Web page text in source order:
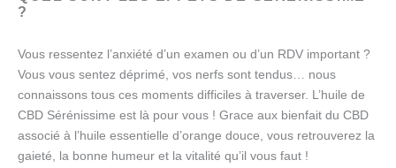
?
Vous ressentez l’anxiété d’un examen ou d’un RDV important ?
Vous vous sentez déprimé, vos nerfs sont tendus… nous
connaissons tous ces moments difficiles à traverser. L’huile de
CBD Sérénissime est là pour vous ! Grace aux bienfait du CBD
associé à l’huile essentielle d’orange douce, vous retrouverez la
gaieté, la bonne humeur et la vitalité qu’il vous faut !